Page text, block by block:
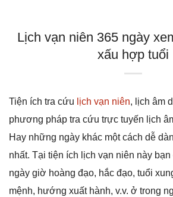
Lịch vạn niên 365 ngày
xấu hợp tuổi
Tiện ích tra cứu lịch vạn niên, lịch âm
phương pháp tra cứu trực tuyến lịch
Hay những ngày khác một cách dễ
nhất. Tại tiện ích lịch vạn niên này
ngày giờ hoàng đạo, hắc đạo, tuổi
mệnh, hướng xuất hành, v.v. ở trong